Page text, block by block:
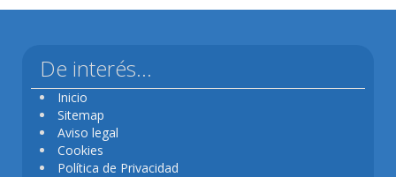
De interés...
Inicio
Sitemap
Aviso legal
Cookies
Política de Privacidad